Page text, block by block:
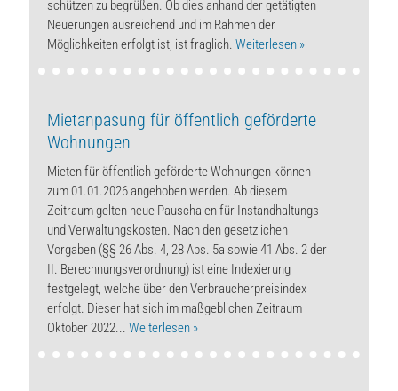
schützen zu begrüßen. Ob dies anhand der getätigten
Neuerungen ausreichend und im Rahmen der
Möglichkeiten erfolgt ist, ist fraglich.Weiterlesen »
Mietanpasung für öffentlich geförderte
Wohnungen
Mieten für öffentlich geförderte Wohnungen können
zum 01.01.2026 angehoben werden. Ab diesem
Zeitraum gelten neue Pauschalen für Instandhaltungs-
und Verwaltungskosten. Nach den gesetzlichen
Vorgaben (§§ 26 Abs. 4, 28 Abs. 5a sowie 41 Abs. 2 der
II. Berechnungsverordnung) ist eine Indexierung
festgelegt, welche über den Verbraucherpreisindex
erfolgt. Dieser hat sich im maßgeblichen Zeitraum
Oktober 2022...Weiterlesen »